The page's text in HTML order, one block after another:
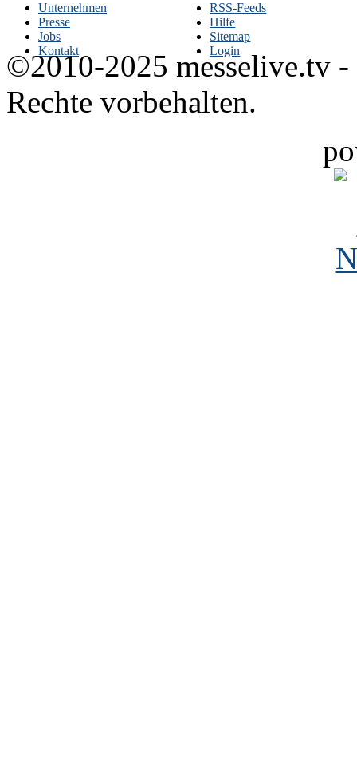
Unternehmen
Presse
Jobs
Kontakt
RSS-Feeds
Hilfe
Sitemap
Login
©2010-2025 messelive.tv -
Rechte vorbehalten.